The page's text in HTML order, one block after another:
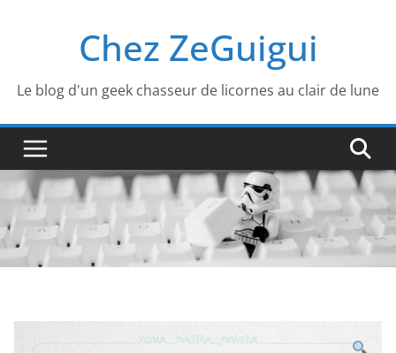
Chez ZeGuigui
Le blog d'un geek chasseur de licornes au clair de lune